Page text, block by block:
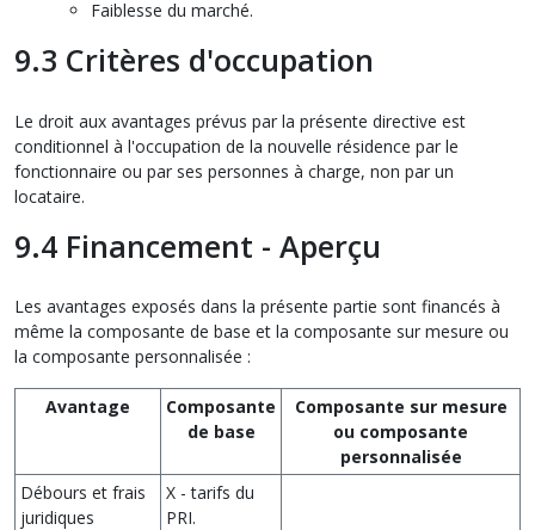
Faiblesse du marché.
9.3 Critères d'occupation
Le droit aux avantages prévus par la présente directive est
conditionnel à l'occupation de la nouvelle résidence par le
fonctionnaire ou par ses personnes à charge, non par un
locataire.
9.4 Financement - Aperçu
Les avantages exposés dans la présente partie sont financés à
même la composante de base et la composante sur mesure ou
la composante personnalisée :
Avantage
Composante
de base
Composante sur mesure
ou composante
personnalisée
Débours et frais
juridiques
X - tarifs du
PRI.